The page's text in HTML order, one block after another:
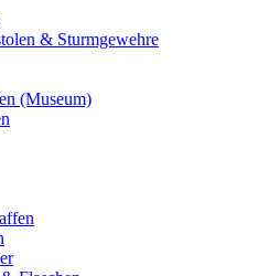
& Sturmgewehre
(Museum)